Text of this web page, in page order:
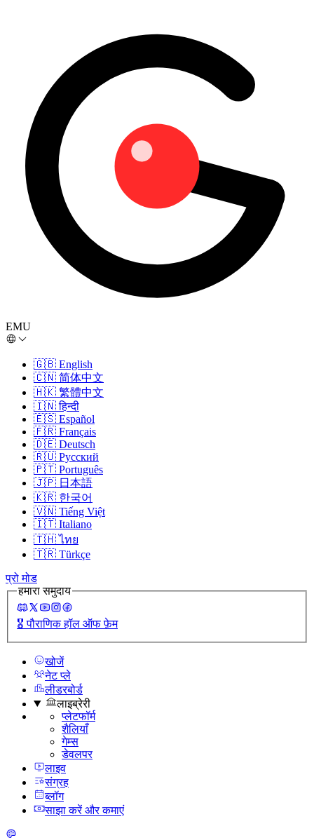
EMU
🇬🇧 English
🇨🇳 简体中文
🇭🇰 繁體中文
🇮🇳 हिन्दी
🇪🇸 Español
🇫🇷 Français
🇩🇪 Deutsch
🇷🇺 Русский
🇵🇹 Português
🇯🇵 日本語
🇰🇷 한국어
🇻🇳 Tiếng Việt
🇮🇹 Italiano
🇹🇭 ไทย
🇹🇷 Türkçe
प्रो मोड
हमारा समुदाय
🎖️पौराणिक हॉल ऑफ फ़ेम
खोजें
नेट प्ले
लीडरबोर्ड
लाइब्रेरी
प्लेटफॉर्म
शैलियाँ
गेम्स
डेवलपर
लाइव
संग्रह
ब्लॉग
साझा करें और कमाएं